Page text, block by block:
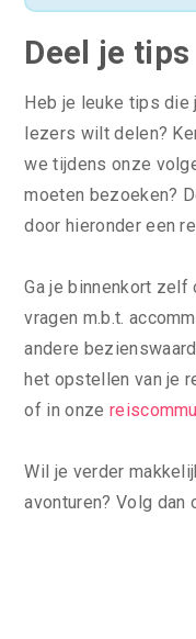
Deel je tips
Heb je leuke tips die
lezers wilt delen?
we tijdens onze
moeten bezoeken?
door hieronder een
Ga je binnenkort zelf
vragen m.b.t.
andere
het opstellen van je
of in onze
Wil je verder
avonturen? Volg dan